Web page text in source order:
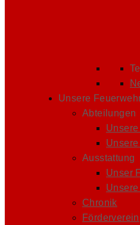
Unsere
Abteilungen
Ausstattung
Unser
Chronik
Förderverein